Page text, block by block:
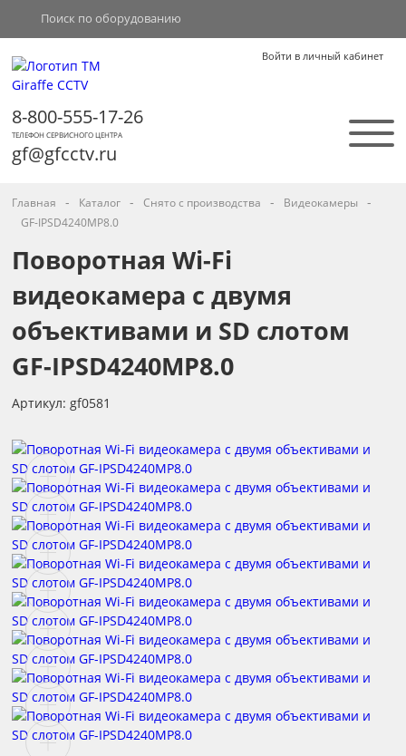
Войти в личный кабинет
8-800-555-17-26
ТЕЛЕФОН СЕРВИСНОГО ЦЕНТРА
gf@gfcctv.ru
Главная - Каталог - Снято с производства - Видеокамеры -
GF-IPSD4240MP8.0
Поворотная Wi-Fi
видеокамера с двумя
объективами и SD слотом
GF-IPSD4240MP8.0
Артикул: gf0581